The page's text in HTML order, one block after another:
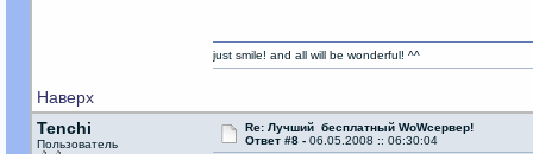
Наверх
just smile! and all will be wonderful! ^^
Tenchi
Пользователь
Re: Лучший бесплатный WoWсервер!
Ответ #8 - 06.05.2008 :: 06:30:04